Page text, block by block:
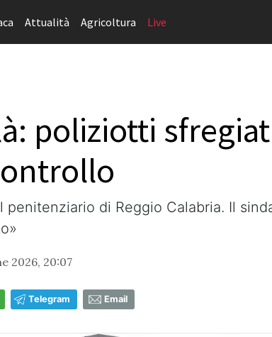
Attualità Agricoltura Live
poliziotti
di Reggio Calabria. Il
2026, 20:07
Telegram Email